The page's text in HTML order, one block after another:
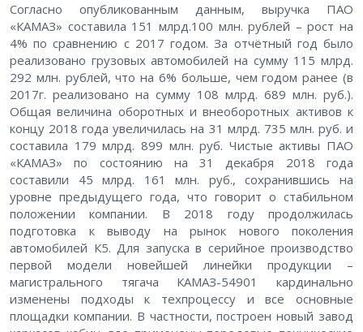
Согласно опубликованным данным, выручка ПАО
«КАМАЗ» составила 151 млрд.100 млн. рублей – рост на
4% по сравнению с 2017 годом. За отчётный год было
реализовано грузовых автомобилей на сумму 115 млрд.
292 млн. рублей, что на 6% больше, чем годом ранее (в
2017г. реализовано на сумму 108 млрд. 689 млн. руб.).
Общая величина оборотных и внеоборотных активов к
концу 2018 года увеличилась на 31 млрд. 735 млн. руб. и
составила 179 млрд. 899 млн. руб. Чистые активы ПАО
«КАМАЗ» по состоянию на 31 декабря 2018 года
составили 45 млрд. 161 млн. руб., сохранившись на
уровне предыдущего года, что говорит о стабильном
положении компании. В 2018 году продолжилась
подготовка к выводу на рынок нового поколения
автомобилей К5. Для запуска в серийное производство
первой модели новейшей линейки продукции –
магистрального тягача КАМАЗ-54901 кардинально
изменены подходы к техпроцессу и все основные
площадки компании. В частности, построен новый завод